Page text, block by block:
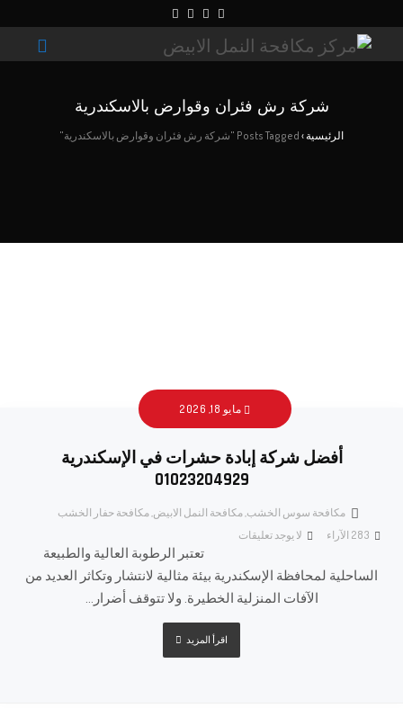
شركة رش فئران وقوارض بالاسكندرية
الرئيسية› Posts Tagged "شركة رش فئران وقوارض بالاسكندرية"
مايو 18, 2026
أفضل شركة إبادة حشرات في الإسكندرية
01023204929
مكافحة سوس الخشب مكافحة النمل الابيض مكافحة حفار الخشب
لا يوجد تعليقات
الآراء
تعتبر الرطوبة العالية والطبيعة
الساحلية لمحافظة الإسكندرية بيئة مثالية لانتشار وتكاثر العديد من
الآفات المنزلية الخطيرة. ولا تتوقف أضرار...
اقرأ المزيد